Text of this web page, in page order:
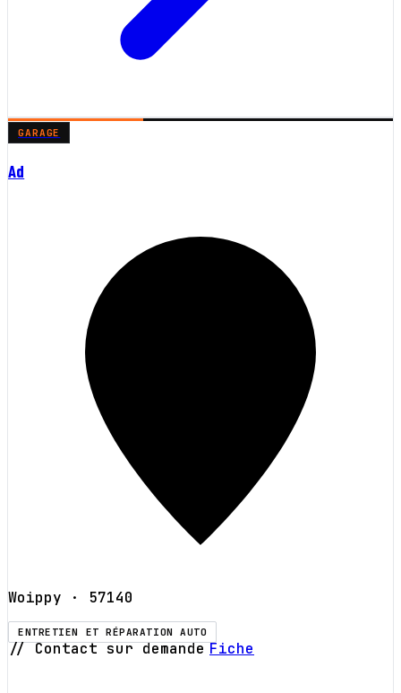
GARAGE
Ad
Woippy · 57140
ENTRETIEN ET RÉPARATION AUTO
// Contact sur demande Fiche